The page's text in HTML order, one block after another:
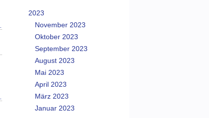
2023
November 2023
Oktober 2023
September 2023
August 2023
Mai 2023
April 2023
März 2023
Januar 2023